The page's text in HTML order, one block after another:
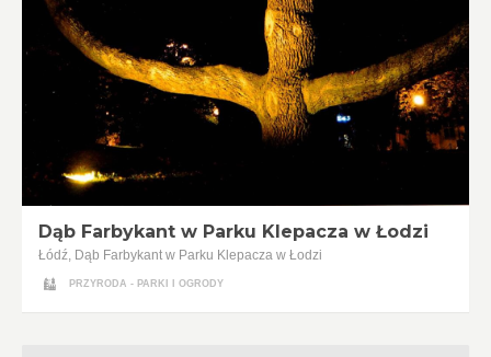
Dąb Farbykant w Parku Klepacza w Łodzi
Łódź, Dąb Farbykant w Parku Klepacza w Łodzi
PRZYRODA - PARKI I OGRODY